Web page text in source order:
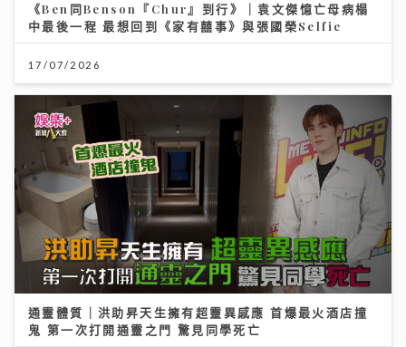
《Ben同Benson『Chur』到行》｜袁文傑憶亡母病榻
中最後一程 最想回到《家有囍事》與張國榮Selfie
17/07/2026
通靈體質｜洪助昇天生擁有超靈異感應 首爆最火酒店撞
鬼 第一次打開通靈之門 驚見同學死亡